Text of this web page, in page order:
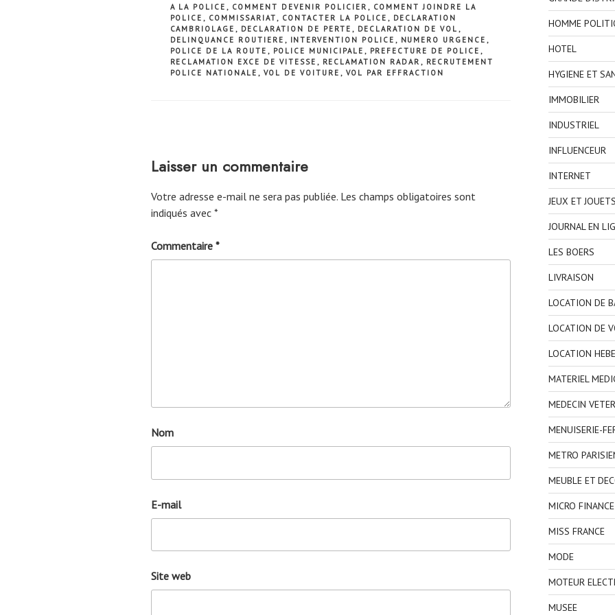
A LA POLICE , COMMENT DEVENIR POLICIER , COMMENT JOINDRE LA
POLICE , COMMISSARIAT, CONTACTER LA POLICE , DECLARATION
CAMBRIOLAGE , DECLARATION DE PERTE , DECLARATION DE VOL ,
DELINQUANCE ROUTIERE , INTERVENTION POLICE , NUMERO URGENCE ,
POLICE DE LA ROUTE , POLICE MUNICIPALE , PREFECTURE DE POLICE ,
RECLAMATION EXCE DE VITESSE , RECLAMATION RADAR , RECRUTEMENT
POLICE NATIONALE , VOL DE VOITURE , VOL PAR EFFRACTION
Laisser un commentaire
Votre adresse e-mail ne sera pas publiée. Les champs obligatoires sont
indiqués avec *
Commentaire *
Nom
E-mail
Site web
HOMME
HOTEL
HYGIENE ET
IMMOBILIER
INDUSTRIEL
INFLUENCEUR
INTERNET
JEUX ET JOUETS
JOURNAL EN
LES BOERS
LIVRAISON
LOCATION DE
LOCATION DE
LOCATION
MATERIEL
MEDECIN
MENUISERIE-
METRO
MEUBLE ET
MICRO FINANCE
MISS FRANCE
MODE
MOTEUR
MUSEE